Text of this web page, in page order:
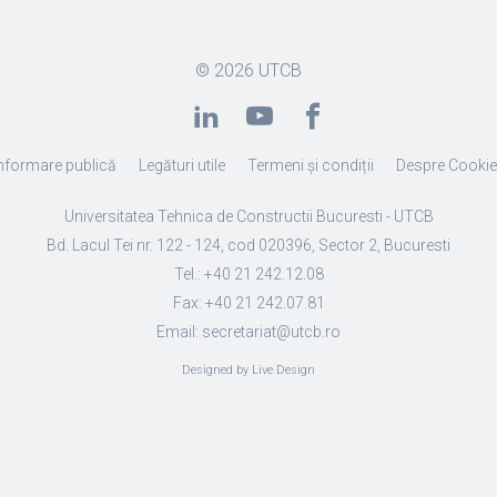
© 2026 UTCB
publică Legături utile Termeni și condiții Despre
Universitatea Tehnica de Constructii Bucuresti - UTCB
Bd. Lacul Tei nr. 122 - 124, cod 020396, Sector 2, Bucuresti
Tel.: +40 21 242.12.08
Fax: +40 21 242.07.81
Email: secretariat@utcb.ro
Designed by Live Design